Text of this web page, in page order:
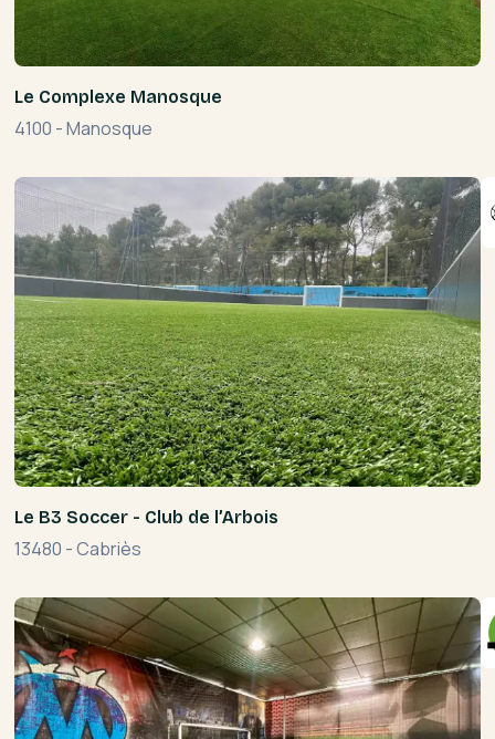
Le Complexe Manosque
4100 -Manosque
Le B3 Soccer - Club de l’Arbois
13480 -Cabriès